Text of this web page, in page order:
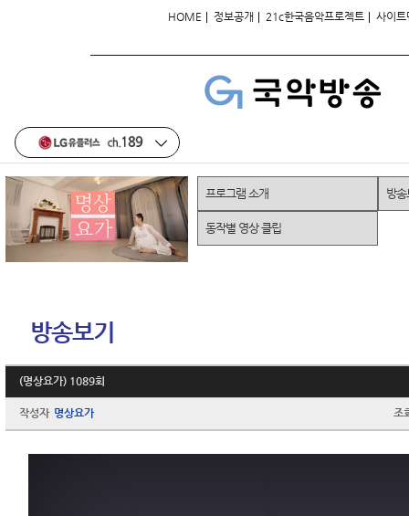
HOME | 정보공개 | 21c한국음악프로젝트 | 사이트
방송보기
(명상요가) 1089회
작성자 명상요가 조
프로그램 소개 방
동작별 영상 클립